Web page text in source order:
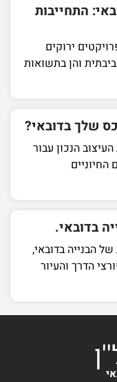
התחייבות
ירוקים
והן בתשואות
שלך בדובאי?
הנכון עבור
בדובאי.
הבנייה בדובאי,
הדרך והעיור